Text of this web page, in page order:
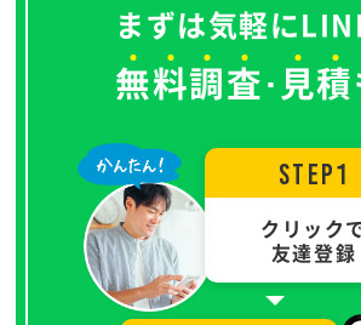
まずは気軽に
無料調査･ 見積
STEP1
クリック
友達登録